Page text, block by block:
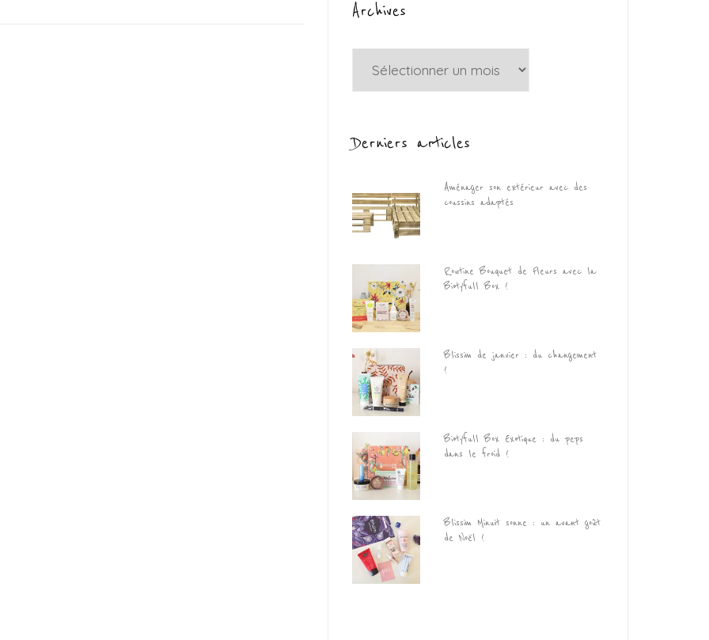
Archives
Derniers articles
Aménager son extérieur avec des
coussins adaptés
Routine Bouquet de Fleurs avec la
Biotyfull Box !
Blissim de janvier : du changement
!
Biotyfull Box Exotique : du peps
dans le froid !
Blissim Minuit sonne : un avant goût
de Noël !